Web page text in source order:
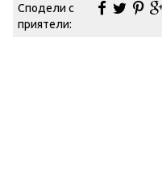
Сподели с
приятели: